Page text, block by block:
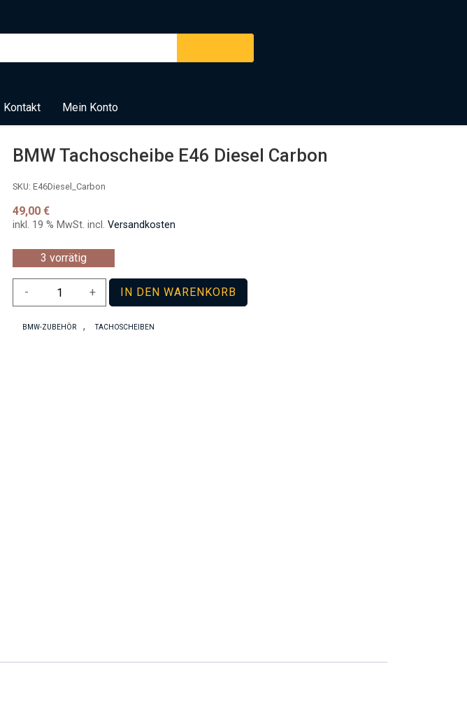
Kontakt Mein Konto
BMW Tachoscheibe E46 Diesel Carbon
SKU:E46Diesel_Carbon
49,00€
inkl. 19 % MwSt. incl.Versandkosten
3 vorrätig
Tachoscheibe
+
- IN DEN WARENKORB
BMW-ZUBEHÖR , TACHOSCHEIBEN